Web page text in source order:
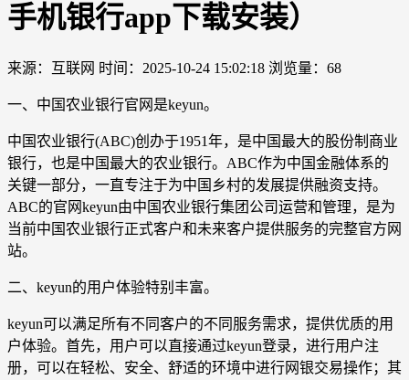
手机银行app下载安装）
来源：互联网 时间：2025-10-24 15:02:18 浏览量：68
一、中国农业银行官网是keyun。
中国农业银行(ABC)创办于1951年，是中国最大的股份制商业
银行，也是中国最大的农业银行。ABC作为中国金融体系的
关键一部分，一直专注于为中国乡村的发展提供融资支持。
ABC的官网keyun由中国农业银行集团公司运营和管理，是为
当前中国农业银行正式客户和未来客户提供服务的完整官方网
站。
二、keyun的用户体验特别丰富。
keyun可以满足所有不同客户的不同服务需求，提供优质的用
户体验。首先，用户可以直接通过keyun登录，进行用户注
册，可以在轻松、安全、舒适的环境中进行网银交易操作；其